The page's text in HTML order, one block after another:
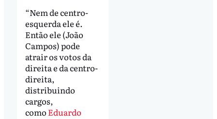
“Nem de centro-
esquerda ele é.
Então ele (João
Campos) pode
atrair os votos da
direita e da centro-
direita,
distribuindo
cargos,
como Eduardo